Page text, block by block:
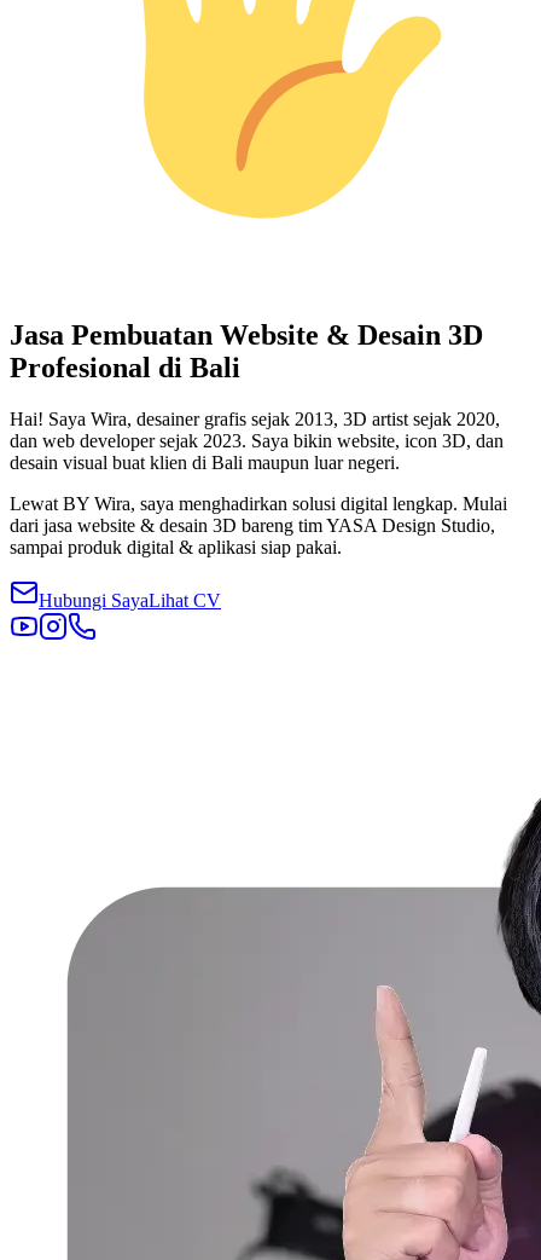
Jasa Pembuatan Website & Desain 3D
Profesional di Bali
Hai! Saya Wira, desainer grafis sejak 2013, 3D artist sejak 2020,
dan web developer sejak 2023. Saya bikin website, icon 3D, dan
desain visual buat klien di Bali maupun luar negeri.
Lewat BY Wira, saya menghadirkan solusi digital lengkap. Mulai
dari jasa website & desain 3D bareng tim YASA Design Studio,
sampai produk digital & aplikasi siap pakai.
Hubungi SayaLihat CV